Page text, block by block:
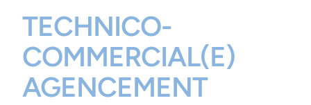
TECHNICO-
COMMERCIAL(E)
AGENCEMENT